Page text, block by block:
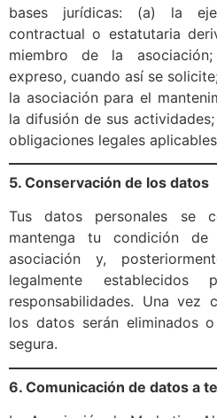
bases jurídicas: (a) la
contractual o estatutaria
miembro de la
expreso, cuando así se
la asociación para el
la difusión de sus
obligaciones legales
5. Conservación de los datos
Tus datos personales se
mantenga tu condición
asociación y,
legalmente establecidos
responsabilidades. Una vez
los datos serán eliminados
segura.
6. Comunicación de datos a